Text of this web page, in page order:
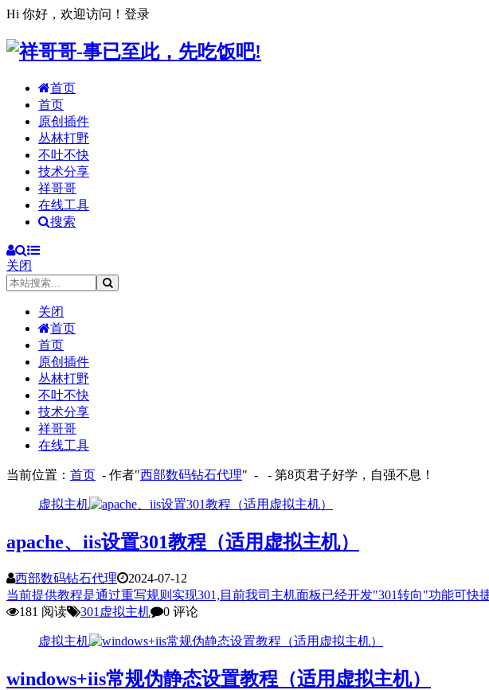
Hi 你好，欢迎访问！ 登录
首页
首页
原创插件
丛林打野
不吐不快
技术分享
祥哥哥
在线工具
搜索
关闭
关闭
首页
首页
原创插件
丛林打野
不吐不快
技术分享
祥哥哥
在线工具
当前位置： 首页 - 作者"西部数码钻石代理" - - 第8页君子好学，自强不息！
虚拟主机
apache、iis设置301教程（适用虚拟主机）
西部数码钻石代理
2024-07-12
当前提供教程是通过重写规则实现301,目前我司主机面板已经开发"301转向"功能可快
181 阅读
301 虚拟主机 0 评论
虚拟主机
windows+iis常规伪静态设置教程（适用虚拟主机）